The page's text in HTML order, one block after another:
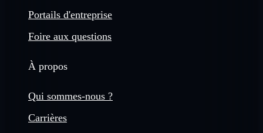
Portails d'entreprise
Foire aux questions
À propos
Qui sommes-nous ?
Carrières